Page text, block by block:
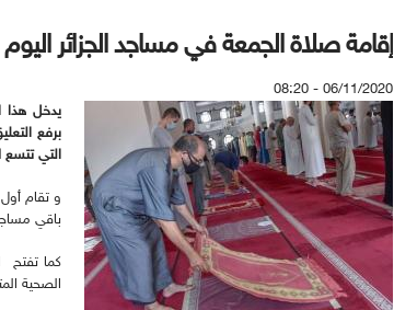
إقامة صلاة الجمعة في مساجد الجزائر
06/11/2020 - 08:20
يدخل هذا
برفع
التي
و تقام
باقي
كما تفتح
الصحية